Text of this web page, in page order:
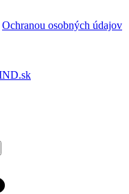
Ochranou osobných údajov